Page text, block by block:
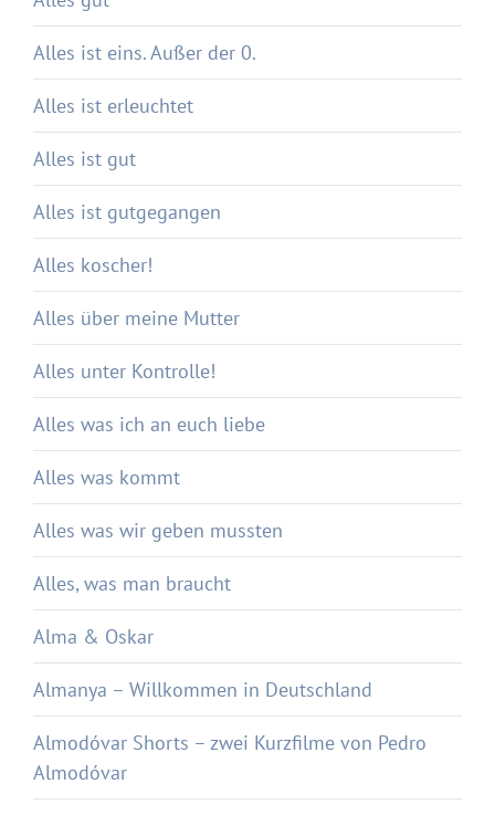
Alles ist eins. Außer der 0.
Alles ist erleuchtet
Alles ist gut
Alles ist gutgegangen
Alles koscher!
Alles über meine Mutter
Alles unter Kontrolle!
Alles was ich an euch liebe
Alles was kommt
Alles was wir geben mussten
Alles, was man braucht
Alma & Oskar
Almanya – Willkommen in Deutschland
Almodóvar Shorts – zwei Kurzfilme von Pedro
Almodóvar